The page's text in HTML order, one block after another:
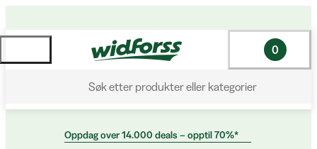
Søk etter produkter eller kategorier
0
Oppdag over 14.000 deals – opptil 70%*